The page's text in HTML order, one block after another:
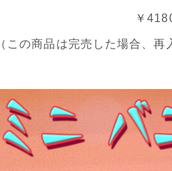
￥
（この商品は完売した場合、